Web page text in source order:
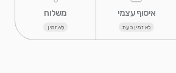
לא זמין כעת לא זמין